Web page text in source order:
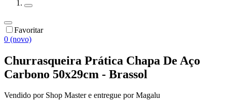
Favoritar
0 (novo)
Churrasqueira Prática Chapa De Aço
Carbono 50x29cm - Brassol
Vendido por Shop Mastere entregue por Magalu